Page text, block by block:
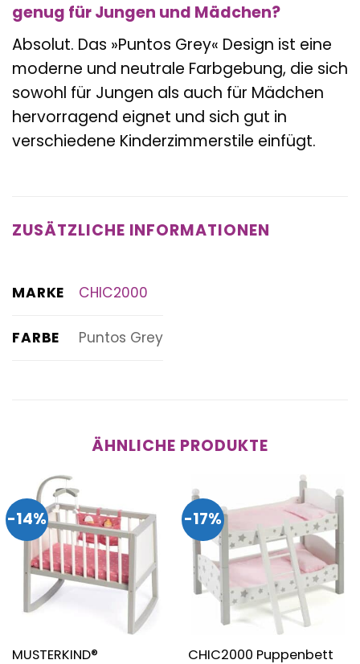
genug für Jungen und Mädchen?
Absolut. Das »Puntos Grey« Design ist eine
moderne und neutrale Farbgebung, die sich
sowohl für Jungen als auch für Mädchen
hervorragend eignet und sich gut in
verschiedene Kinderzimmerstile einfügt.
ZUSÄTZLICHE INFORMATIONEN
MARKE CHIC2000
FARBE Puntos Grey
ÄHNLICHE PRODUKTE
-14%
MUSTERKIND®
-17%
CHIC2000 Puppenbett